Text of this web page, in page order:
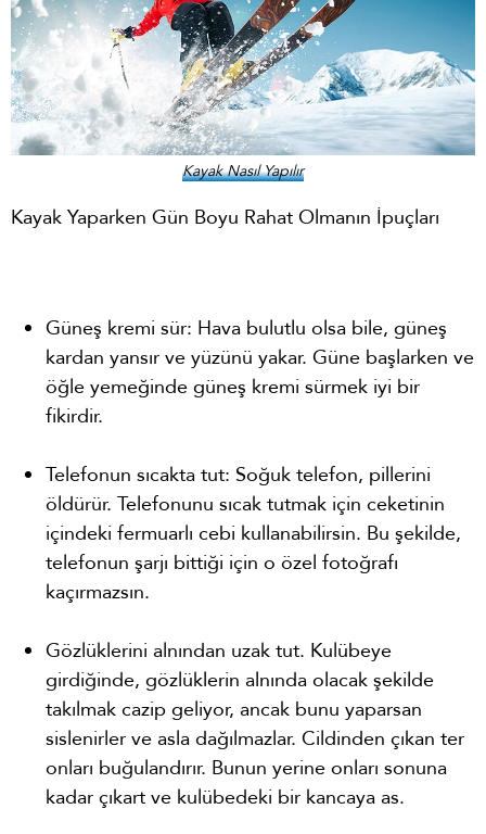
Kayak Nasıl Yapılır
Kayak Yaparken Gün Boyu Rahat Olmanın İpuçları
Güneş kremi sür: Hava bulutlu olsa bile, güneş
kardan yansır ve yüzünü yakar. Güne başlarken ve
öğle yemeğinde güneş kremi sürmek iyi bir
fikirdir.
Telefonun sıcakta tut: Soğuk telefon, pillerini
öldürür. Telefonunu sıcak tutmak için ceketinin
içindeki fermuarlı cebi kullanabilirsin. Bu şekilde,
telefonun şarjı bittiği için o özel fotoğrafı
kaçırmazsın.
Gözlüklerini alnından uzak tut. Kulübeye
girdiğinde, gözlüklerin alnında olacak şekilde
takılmak cazip geliyor, ancak bunu yaparsan
sislenirler ve asla dağılmazlar. Cildinden çıkan ter
onları buğulandırır. Bunun yerine onları sonuna
kadar çıkart ve kulübedeki bir kancaya as.